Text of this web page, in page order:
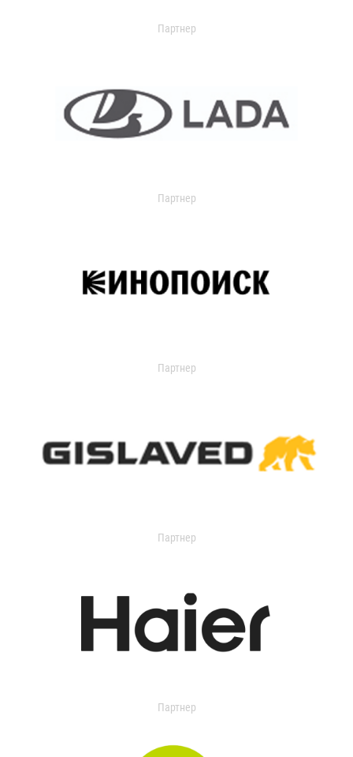
Партнер
Партнер
Партнер
Партнер
Партнер